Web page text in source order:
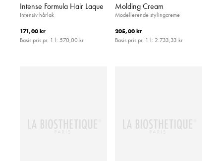
Intense Formula Hair Laque
Intensiv hårlak
171,00 kr
Basis pris pr. 1 l: 570,00 kr
Molding Cream
Modellerende stylingcreme
205,00 kr
Basis pris pr. 1 l: 2.733,33 kr